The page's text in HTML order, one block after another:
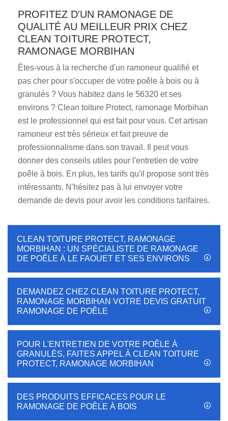
PROFITEZ D'UN RAMONAGE DE
QUALITÉ AU MEILLEUR PRIX CHEZ
CLEAN TOITURE PROTECT,
RAMONAGE MORBIHAN
Êtes-vous à la recherche d'un ramoneur qualifié et
pas cher pour s'occuper de votre poêle à bois ou à
granulés ? Vous habitez dans le 56320 et ses
environs ? Clean toiture Protect, ramonage Morbihan
est le professionnel qui est fait pour vous. Cet artisan
ramoneur est très sérieux et fait preuve de
professionnalisme dans son travail. Il peut vous
donner des conseils utiles pour l'entretien de votre
poêle à bois. En plus, les tarifs qu'il propose sont très
intéressants. N'hésitez pas à lui envoyer votre
demande de devis pour avoir les conditions tarifaires.
CLEAN TOITURE PROTECT, RAMONAGE
MORBIHAN : UN SPÉCIALISTE DE RAMONAGE
DE POÊLE À LE FAOUET ET SES ENVIRONS
DEMANDEZ CHEZ CLEAN TOITURE PROTECT,
RAMONAGE MORBIHAN VOTRE DEVIS GRATUIT
RAMONAGE DE POÊLE
POUR L'ENTRETIEN DE VOTRE POÊLE À
GRANULÉS, FAITES APPEL À CLEAN TOITURE
PROTECT, RAMONAGE MORBIHAN
DES PRODUITS EFFICACES POUR LE
RAMONAGE DE POÊLE À BOIS